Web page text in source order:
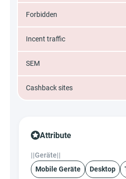
Forbidden
Incent traffic
SEM
Cashback sites
Attribute
||Geräte||
Mobile Geräte
Desktop